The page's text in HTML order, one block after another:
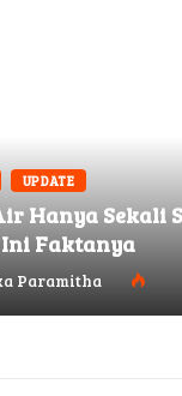
UPDATE
Hanya Sekali
Faktanya
Paramitha